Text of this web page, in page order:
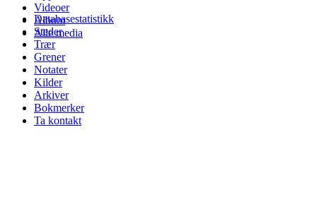
Videoer
Album
Alle media
Databasestatistikk
Steder
Trær
Grener
Notater
Kilder
Arkiver
Bokmerker
Ta kontakt